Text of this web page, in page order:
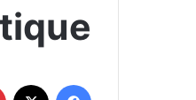
فيسبوك